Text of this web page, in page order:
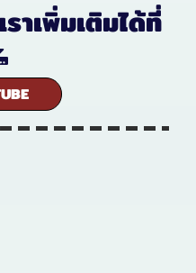
าเพิ่มเติมได้ที่